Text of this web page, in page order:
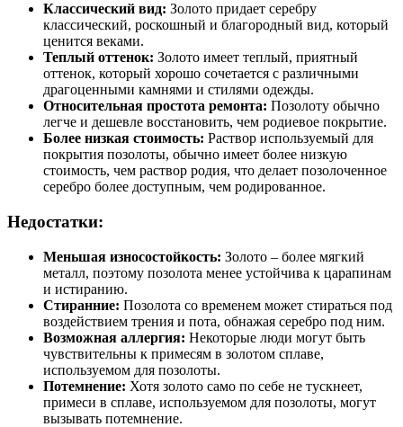
Классический вид: Золото придает серебру
классический, роскошный и благородный вид, который
ценится веками.
Теплый оттенок: Золото имеет теплый, приятный
оттенок, который хорошо сочетается с различными
драгоценными камнями и стилями одежды.
Относительная простота ремонта: Позолоту обычно
легче и дешевле восстановить, чем родиевое покрытие.
Более низкая стоимость: Раствор используемый для
покрытия позолоты, обычно имеет более низкую
стоимость, чем раствор родия, что делает позолоченное
серебро более доступным, чем родированное.
Недостатки:
Меньшая износостойкость: Золото – более мягкий
металл, поэтому позолота менее устойчива к царапинам
и истиранию.
Стиранние: Позолота со временем может стираться под
воздействием трения и пота, обнажая серебро под ним.
Возможная аллергия: Некоторые люди могут быть
чувствительны к примесям в золотом сплаве,
используемом для позолоты.
Потемнение: Хотя золото само по себе не тускнеет,
примеси в сплаве, используемом для позолоты, могут
вызывать потемнение.